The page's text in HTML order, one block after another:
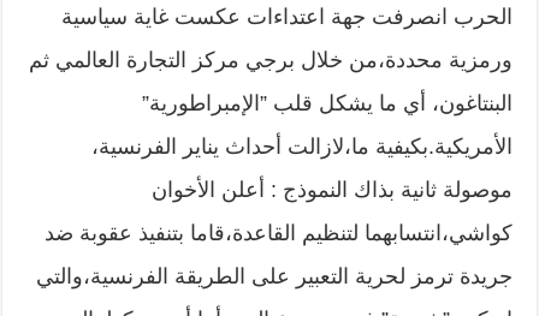
الحرب انصرفت جهة اعتداءات عكست غاية سياسية
ورمزية محددة،من خلال برجي مركز التجارة العالمي ثم
البنتاغون، أي ما يشكل قلب ”الإمبراطورية”
الأمريكية.بكيفية ما،لازالت أحداث يناير الفرنسية،
موصولة ثانية بذاك النموذج : أعلن الأخوان
كواشي،انتسابهما لتنظيم القاعدة،قاما بتنفيذ عقوبة ضد
جريدة ترمز لحرية التعبير على الطريقة الفرنسية،والتي